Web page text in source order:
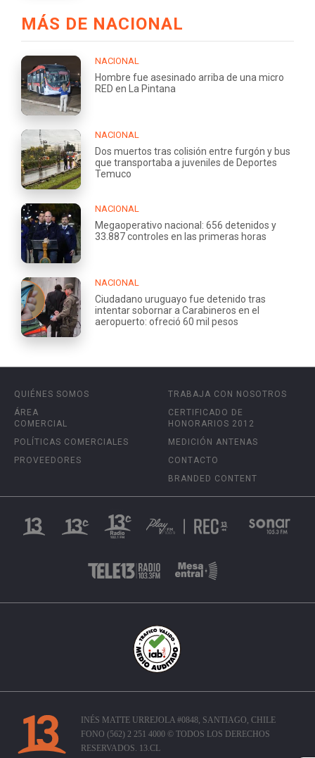
MÁS DE NACIONAL
NACIONAL
Hombre fue asesinado arriba de una micro
RED en La Pintana
NACIONAL
Dos muertos tras colisión entre furgón y bus
que transportaba a juveniles de Deportes
Temuco
NACIONAL
Megaoperativo nacional: 656 detenidos y
33.887 controles en las primeras horas
NACIONAL
Ciudadano uruguayo fue detenido tras
intentar sobornar a Carabineros en el
aeropuerto: ofreció 60 mil pesos
QUIÉNES SOMOS
ÁREA
COMERCIAL
POLÍTICAS COMERCIALES
PROVEEDORES
TRABAJA CON NOSOTROS
CERTIFICADO DE
HONORARIOS 2012
MEDICIÓN ANTENAS
CONTACTO
BRANDED CONTENT
INÉS MATTE URREJOLA #0848, SANTIAGO, CHILE
FONO (562) 2 251 4000 © TODOS LOS DERECHOS
RESERVADOS. 13.CL